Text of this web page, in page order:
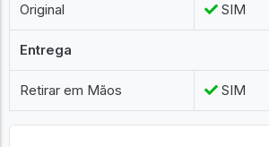
Original SIM
Entrega
Retirar em Mãos SIM